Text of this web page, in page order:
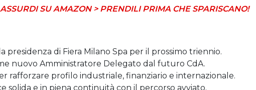
SU AMAZON > PRENDILI PRIMA CHE SPARISCANO!
presidenza di Fiera Milano Spa per il prossimo triennio.
nuovo Amministratore Delegato dal futuro CdA.
rafforzare profilo industriale, finanziario e internazionale.
solida e in piena continuità con il percorso avviato.